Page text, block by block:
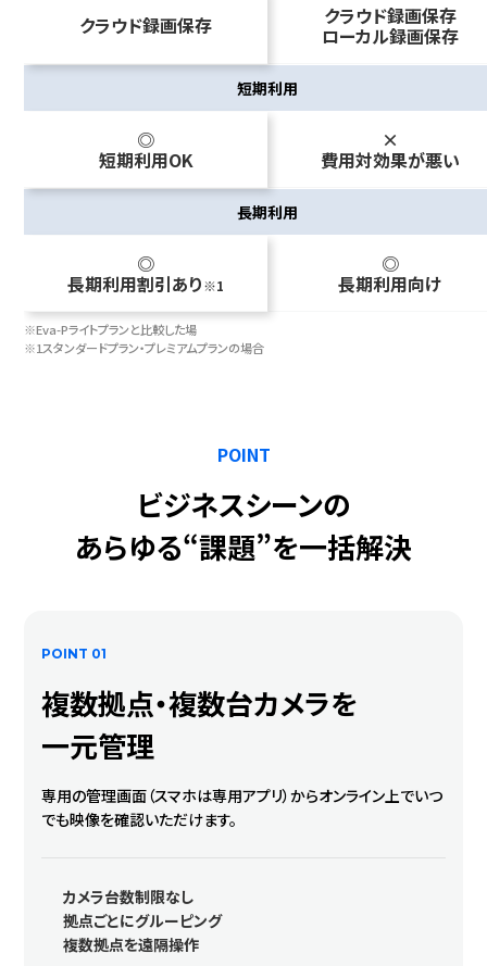
クラウド録画保存 クラウド録画保存
ローカル録画保存
短期利用
◎
短期利用OK
×
費用対効果が悪い
長期利用
◎
長期利用割引あり 1
◎
長期利用向け
Eva-Pライトプランと比較した場
スタンダードプラン・プレミアムプランの場合
ビジネスシーンの
あらゆる“課題”を一括解決
POINT
POINT 01
複数拠点・複数台カメラを
一元管理
専用の管理画面（スマホは専用アプリ）からオンライン上でいつ
でも映像を確認いただけます。
カメラ台数制限なし
拠点ごとにグルーピング
複数拠点を遠隔操作